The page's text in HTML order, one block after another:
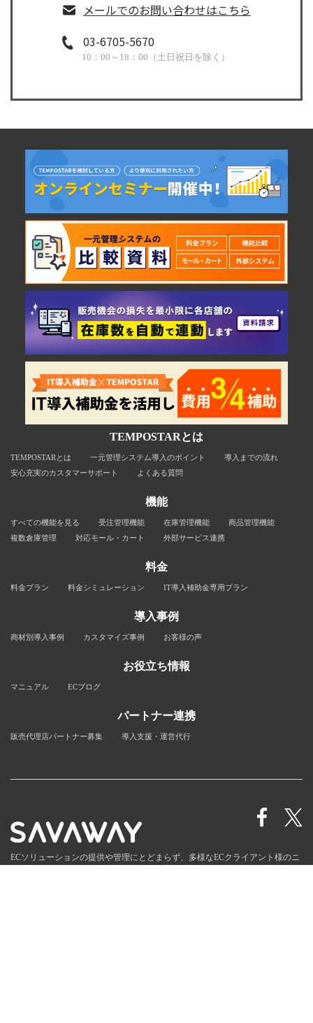
メールでのお問い合わせはこちら
03-6705-5670
10：00～18：00（土日祝日を除く）
TEMPOSTARとは
TEMPOSTARとは 一元管理システム導入のポイント
導入までの流れ
安心充実のカスタマーサポート
よくある質問
機能
すべての機能を見る 受注管理機能 在庫管理機能
商品管理機能
複数倉庫管理
対応モール・カート 外部サービス連携
料金
料金プラン 料金シミュレーション IT導入補助金専用プラン
導入事例
商材別導入事例 カスタマイズ事例 お客様の声
お役立ち情報
マニュアル ECブログ
パートナー連携
販売代理店パートナー募集 導入支援・運営代行
ECソリューションの提供や管理にとどまらず、多様なECクライアント様のニ